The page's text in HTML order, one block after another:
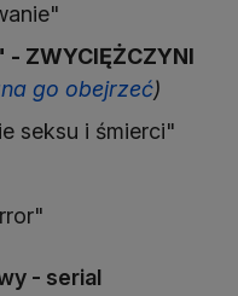
ZWYCIĘŻCZYNI
go obejrzeć)
seksu i śmierci"
- serial